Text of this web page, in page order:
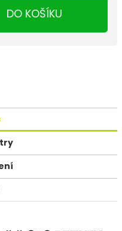
DO KOŠÍKU